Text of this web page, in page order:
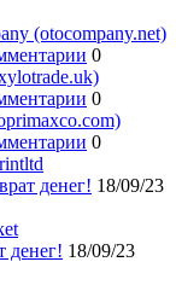
(otocompany.net)
0
0
0
денег! 18/09/23
денег! 18/09/23